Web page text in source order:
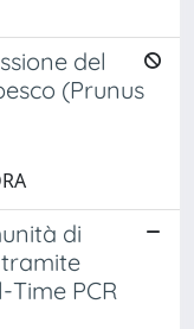
del
(Prunus
di
Time PCR